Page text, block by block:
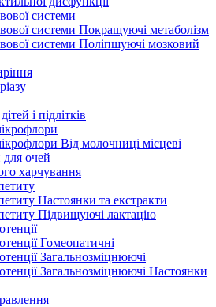
системи
системи Покращуючі метаболізм
системи Поліпшуючі мозковий
і підлітків
Від молочниці місцеві
для очей
харчування
Настоянки та екстракти
Підвищуючі лактацію
Гомеопатичні
Загальнозміцнюючі
Загальнозміцнюючі Настоянки